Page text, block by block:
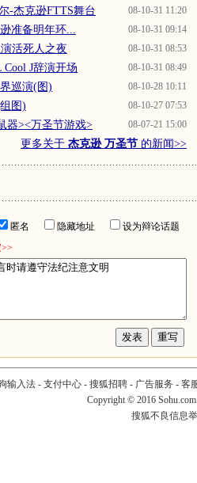
08-10-31 11:20
-杰克逊FTTS舞台
08-10-31 09:14
准备明年环...
08-10-31 08:53
活死人之夜
08-10-31 08:49
J辞演开场
08-10-28 10:11
巡演(图)
08-10-27 07:53
图)
08-07-21 15:00
器><万圣节游戏>
更多关于 杰克逊 万圣节 的新闻>>
匿名 隐藏地址
设为辩论话题
输入法- 支付中心- 搜狐招聘- 广告服务 - 客
Copyright © 2016
搜狐不良信息